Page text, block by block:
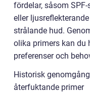
fördelar, såsom
eller
strålande hud.
olika primers kan du
preferenser och
Historisk
återfuktande primer